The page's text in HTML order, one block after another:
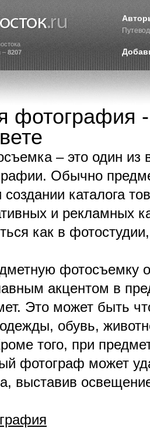
– 8207
фотография
– это один из
Обычно
создании каталога
и рекламных
как в
фотосъемку
акцентом в
Это может быть
обувь,
того, при
фотограф может
выставив